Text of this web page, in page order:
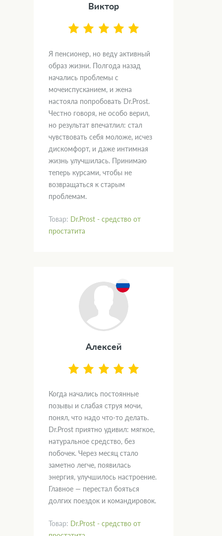
Виктор
Я пенсионер, но веду активный
образ жизни. Полгода назад
начались проблемы с
мочеиспусканием, и жена
настояла попробовать Dr.Prost.
Честно говоря, не особо верил,
но результат впечатлил: стал
чувствовать себя моложе, исчез
дискомфорт, и даже интимная
жизнь улучшилась. Принимаю
теперь курсами, чтобы не
возвращаться к старым
проблемам.
Товар: Dr.Prost - средство от
простатита
Алексей
Когда начались постоянные
позывы и слабая струя мочи,
понял, что надо что-то делать.
Dr.Prost приятно удивил: мягкое,
натуральное средство, без
побочек. Через месяц стало
заметно легче, появилась
энергия, улучшилось настроение.
Главное — перестал бояться
долгих поездок и командировок.
Товар: Dr.Prost - средство от